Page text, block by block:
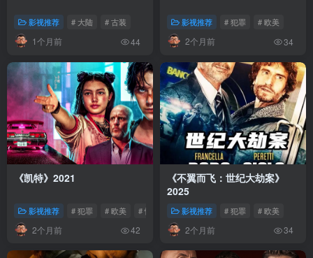
影视推荐 # 大陆 # 古装
1个月前 44
影视推荐 # 犯罪 # 欧美
2个月前 34
《凯特》2021
影视推荐 # 犯罪 # 欧美 # 惊悚
2个月前 42
《不翼而飞：世纪大劫案》
2025
影视推荐 # 犯罪 # 欧美
2个月前 34